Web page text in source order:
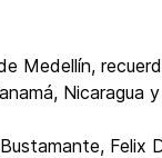
Medellín,
Nicaragua
Felix